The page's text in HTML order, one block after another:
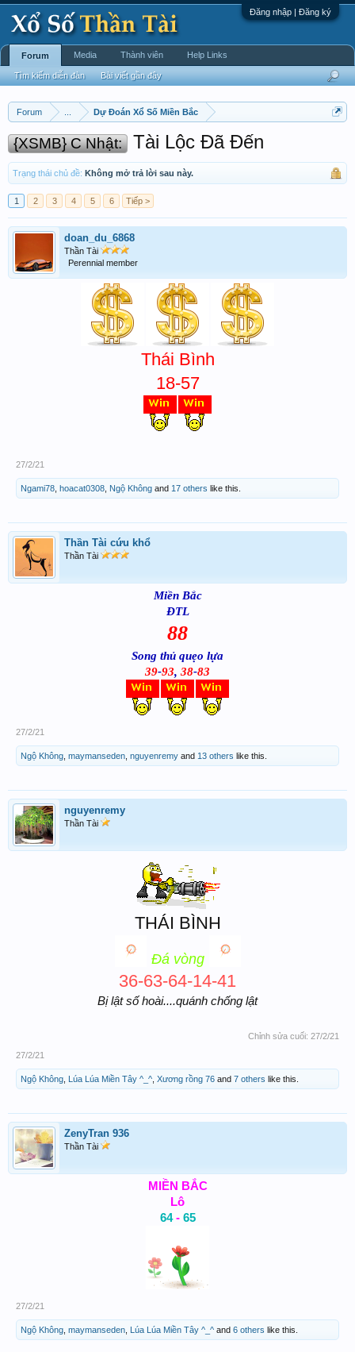
Đăng nhập | Đăng ký
Forum Dự Đoán Xổ Số Miền Bắc
{XSMB} C Nhật: Tài Lộc Đã Đến
Trạng thái chủ đề: Không mở trả lời sau này.
1 2 3 4 5 6 Tiếp >
doan_du_6868
Thần Tài
Perennial member
Thái Bình
18-57
27/2/21
Ngami78 hoacat0308 Ngộ Không and 17 others like this.
Thần Tài cứu khổ
Thần Tài
Miền Bắc
ĐTL
88
Song thủ quẹo lựa
39-93, 38-83
27/2/21
Ngộ Không maymanseden nguyenremy and 13 others like this.
nguyenremy
Thần Tài
THÁI BÌNH
Đá vòng
36-63-64-14-41
Bị lật số hoài....quánh chống lật
Chỉnh sửa cuối: 27/2/21
27/2/21
Ngộ Không Lúa Lúa Miền Tây ^_^ Xương rồng 76 and 7 others like this.
ZenyTran 936
Thần Tài
MIỀN BẮC
Lô
64- 65
27/2/21
Ngộ Không maymanseden Lúa Lúa Miền Tây ^_^ and 6 others like this.
Forum
Tìm kiếm diễn đàn Bài viết gần đây
Media Thành viên Help Links